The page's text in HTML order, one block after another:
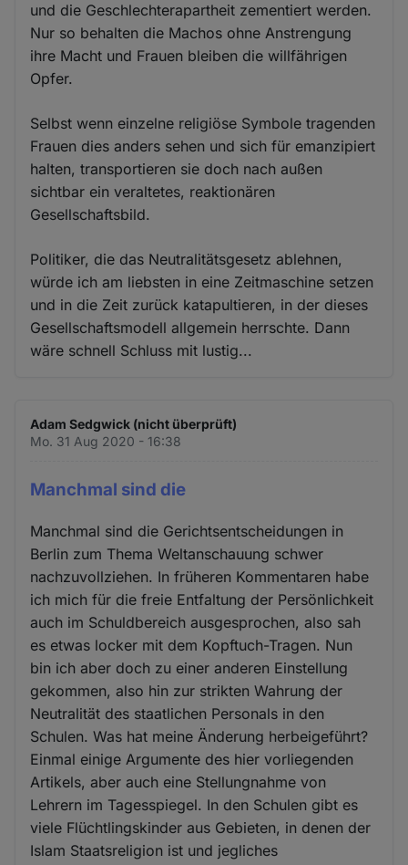
und die Geschlechterapartheit zementiert werden.
Nur so behalten die Machos ohne Anstrengung
ihre Macht und Frauen bleiben die willfährigen
Opfer.
Selbst wenn einzelne religiöse Symbole tragenden
Frauen dies anders sehen und sich für emanzipiert
halten, transportieren sie doch nach außen
sichtbar ein veraltetes, reaktionären
Gesellschaftsbild.
Politiker, die das Neutralitätsgesetz ablehnen,
würde ich am liebsten in eine Zeitmaschine setzen
und in die Zeit zurück katapultieren, in der dieses
Gesellschaftsmodell allgemein herrschte. Dann
wäre schnell Schluss mit lustig...
Adam Sedgwick (nicht überprüft)
Mo. 31 Aug 2020 - 16:38
Manchmal sind die
Manchmal sind die Gerichtsentscheidungen in
Berlin zum Thema Weltanschauung schwer
nachzuvollziehen. In früheren Kommentaren habe
ich mich für die freie Entfaltung der Persönlichkeit
auch im Schuldbereich ausgesprochen, also sah
es etwas locker mit dem Kopftuch-Tragen. Nun
bin ich aber doch zu einer anderen Einstellung
gekommen, also hin zur strikten Wahrung der
Neutralität des staatlichen Personals in den
Schulen. Was hat meine Änderung herbeigeführt?
Einmal einige Argumente des hier vorliegenden
Artikels, aber auch eine Stellungnahme von
Lehrern im Tagesspiegel. In den Schulen gibt es
viele Flüchtlingskinder aus Gebieten, in denen der
Islam Staatsreligion ist und jegliches